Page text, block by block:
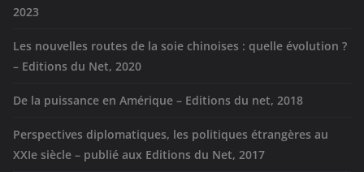
2023
Les nouvelles routes de la soie chinoises : quelle évolution ?
– Editions du Net, 2020
De la puissance en Amérique – Editions du net, 2018
Perspectives diplomatiques, les politiques étrangères au
XXIe siècle – publié aux Editions du Net, 2017